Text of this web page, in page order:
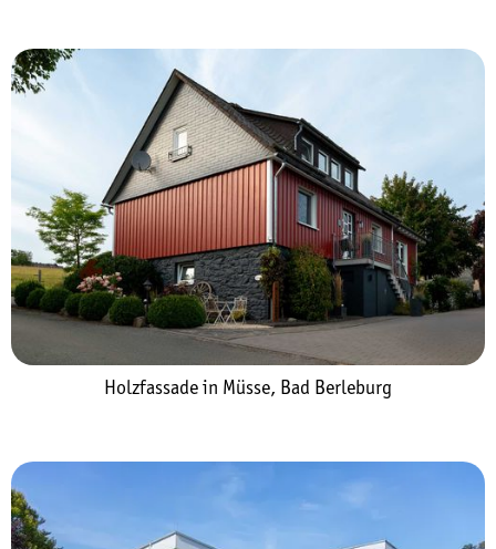
Holzfassade in Müsse, Bad Berleburg